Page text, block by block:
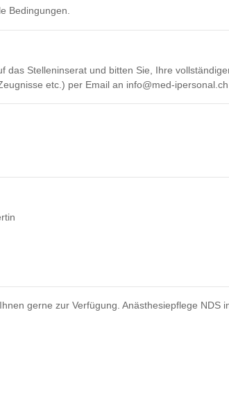
Bedingungen.
das Stelleninserat und bitten Sie, Ihre
etc.) per Email an info@med-ipersonal.ch
gerne zur Verfügung. Anästhesiepflege NDS